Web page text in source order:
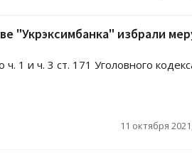
"Укрэксимбанка" избрали
1 и ч. 3 ст. 171 Уголовного
11 октября